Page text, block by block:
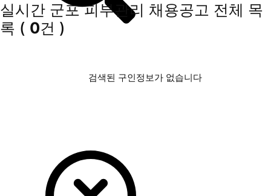
실시간 군포 피부관리 채용공고 전체 목
록 ( 0건 )
검색된 구인정보가 없습니다